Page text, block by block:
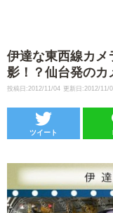
伊達な東西線カ
影！？仙台発の
投稿日:2012/11/04 更新日:2012/11/
ツイート